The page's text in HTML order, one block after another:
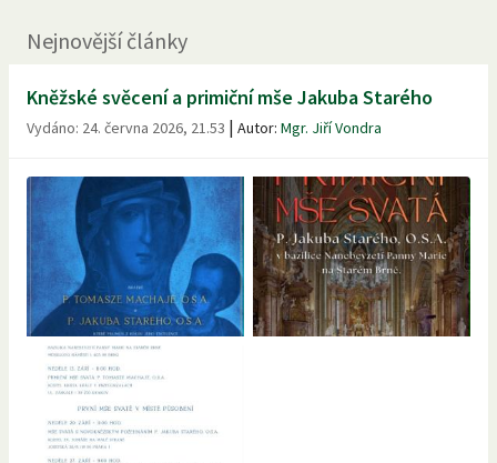
Nejnovější články
Kněžské svěcení a primiční mše Jakuba Starého
Vydáno: 24. června 2026, 21.53 | Autor: Mgr. Jiří Vondra